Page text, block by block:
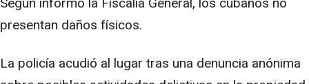
presentan daños físicos.
La policía acudió al lugar tras una denuncia anónima